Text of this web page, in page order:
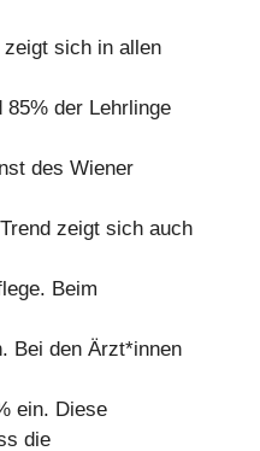
sich in allen
85% der Lehrlinge
des Wiener
zeigt sich auch
Beim
Bei den Ärzt*innen
ein. Diese
die